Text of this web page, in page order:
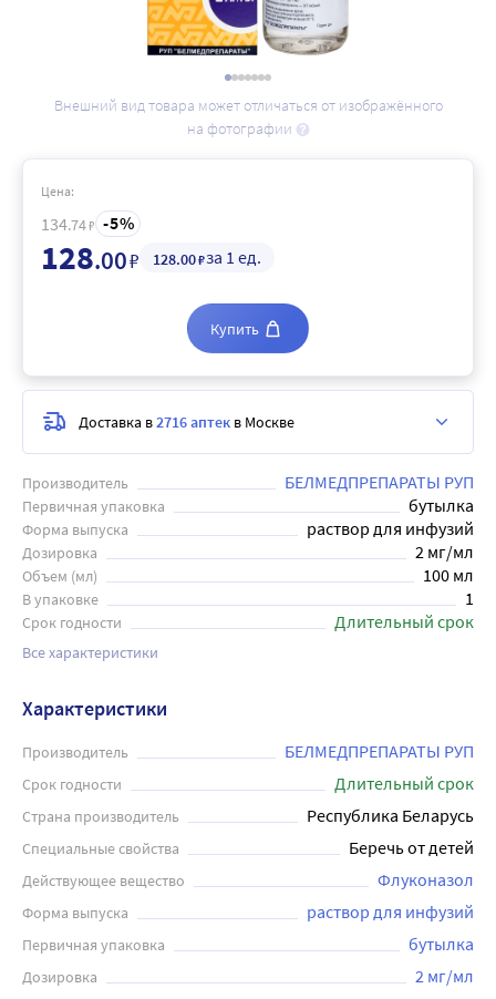
Внешний вид товара может отличаться от изображённого
на фотографии
Производитель БЕЛМЕДПРЕПАРАТЫ РУП
Первичная упаковка бутылка
Форма выпуска раствор для инфузий
Дозировка 2 мг/мл
Объем (мл) 100 мл
В упаковке 1
Срок годности Длительный срок
Все характеристики
Цена:
134.74₽ 5
128.00₽ 128.00₽за 1 ед.
Купить
Доставка в2716 аптек в Москве
Характеристики
Производитель БЕЛМЕДПРЕПАРАТЫ РУП
Срок годности Длительный срок
Страна производитель Республика Беларусь
Специальные свойства Беречь от детей
Действующее вещество Флуконазол
Форма выпуска раствор для инфузий
Первичная упаковка бутылка
Дозировка 2 мг/мл